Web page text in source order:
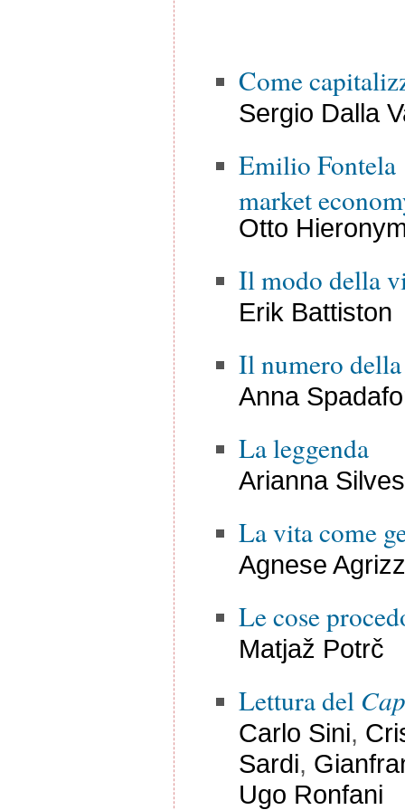
Come
Sergio Dalla
Emilio Fontela
market
Otto
Il modo della
Erik Battiston
Il numero
Anna
La leggenda
Arianna
La vita come
Agnese
Le cose
Matjaž Potrč
Lettura del
Carlo Sini,
Sardi,
Ugo Ronfani